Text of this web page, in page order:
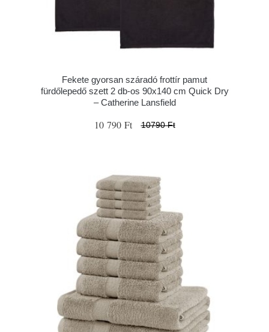
Fekete gyorsan száradó frottír pamut
fürdőlepedő szett 2 db-os 90x140 cm Quick Dry
– Catherine Lansfield
10 790 Ft 10790 Ft